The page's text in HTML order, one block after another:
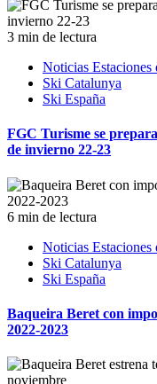
3 min de lectura
Noticias Estaciones
Ski Catalunya
Ski España
FGC Turisme se
de invierno 22-23
6 min de lectura
Noticias Estaciones
Ski Catalunya
Ski España
Baqueira Beret con
2022-2023